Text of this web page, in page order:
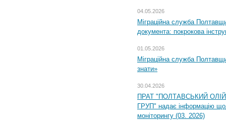
04.05.2026
Міграційна служба
документа: покрокова
01.05.2026
Міграційна служба
знати»
30.04.2026
ПРАТ "ПОЛТАВСЬКИЙ
ГРУП" надає інформацію
моніторингу (03. 2026)